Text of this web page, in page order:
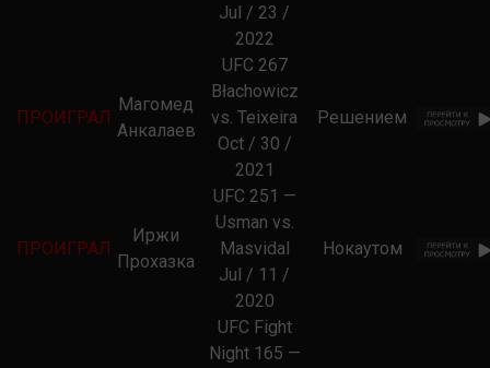
Jul / 23 /
2022
ПРОИГРАЛ
Магомед
Анкалаев
UFC 267
Błachowicz
vs. Teixeira
Oct / 30 /
2021
Решением
ПРОИГРАЛ
Иржи
Прохазка
UFC 251 —
Usman vs.
Masvidal
Jul / 11 /
2020
Нокаутом
UFC Fight
Night 165 —